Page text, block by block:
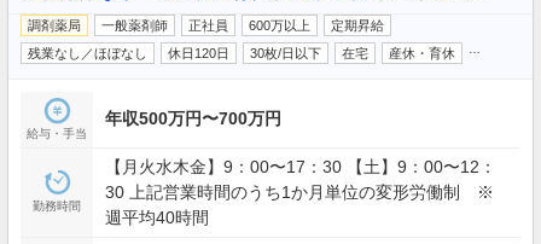
調剤薬局 一般薬剤師 正社員 600万以上
定期昇給
残業なし／ほぼなし
休日120日 30枚/日以下 在宅 産休・育休
給与・手当
年収500万円〜700万円
勤務時間
【月火水木金】9：00〜17：30 【土】9：00〜12：
30 上記営業時間のうち1か月単位の変形労働制 ※
週平均40時間